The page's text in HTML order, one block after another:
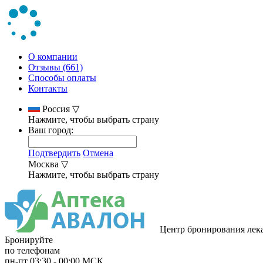
О компании
Отзывы (661)
Способы оплаты
Контакты
Россия ▽
Нажмите, чтобы выбрать страну
Ваш город:
Подтвердить Отмена
Москва ▽
Нажмите, чтобы выбрать страну
Центр бронирования
Бронируйте
по телефонам
пн-пт 03:30 - 00:00 МСК